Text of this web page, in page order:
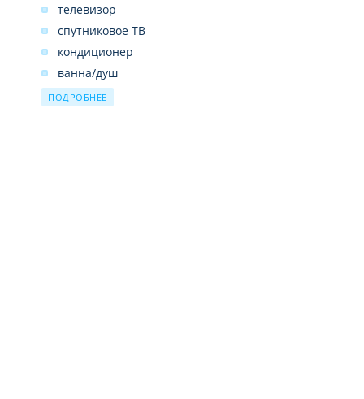
телевизор
спутниковое ТВ
кондиционер
ванна/душ
WI-FI (бесплатно)
ПОДРОБНЕЕ